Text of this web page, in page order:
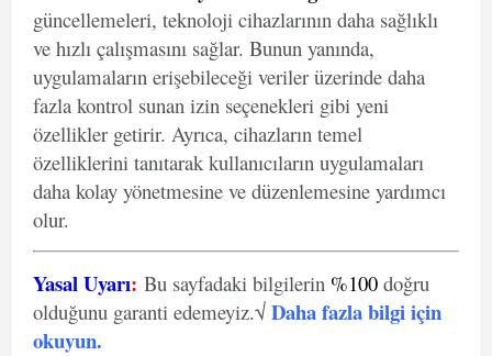
güncellemeleri, teknoloji cihazlarının daha sağlıklı
ve hızlı çalışmasını sağlar. Bunun yanında,
uygulamaların erişebileceği veriler üzerinde daha
fazla kontrol sunan izin seçenekleri gibi yeni
özellikler getirir. Ayrıca, cihazların temel
özelliklerini tanıtarak kullanıcıların uygulamaları
daha kolay yönetmesine ve düzenlemesine yardımcı
olur.
Yasal Uyarı: Bu sayfadaki bilgilerin %100 doğru
olduğunu garanti edemeyiz.√ Daha fazla bilgi için
okuyun.